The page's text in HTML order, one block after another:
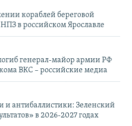
кораблей береговой
в российском Ярославле
генерал-майор армии РФ
ВКС – российские медиа
и антибаллистики: Зеленский
в 2026-2027 годах